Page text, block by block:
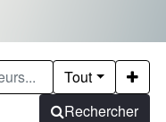
Tout
Rechercher